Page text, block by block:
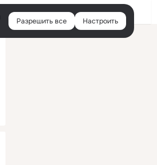
Войти
Разрешить все Настроить